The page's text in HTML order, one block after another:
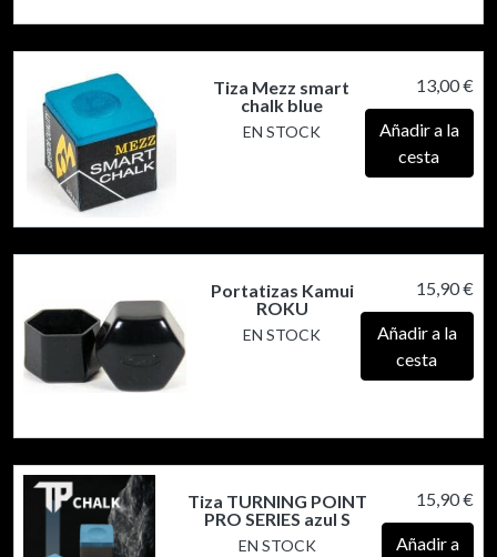
Tiza Mezz smart
chalk blue
EN STOCK
13,00 €
Añadir a la
cesta
Portatizas Kamui
ROKU
EN STOCK
15,90 €
Añadir a la
cesta
Tiza TURNING POINT
PRO SERIES azul S
EN STOCK
15,90 €
Añadir a